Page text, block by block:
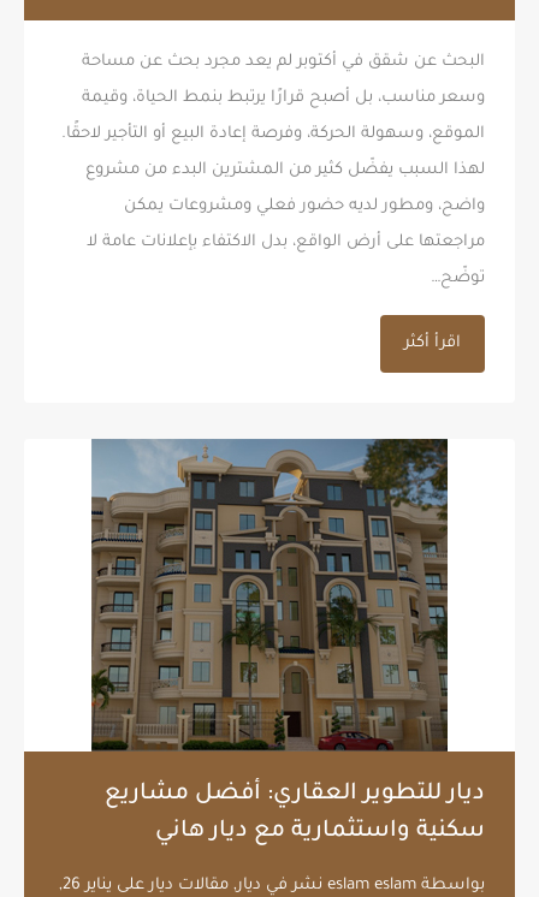
البحث عن شقق في أكتوبر لم يعد مجرد بحث عن مساحة
وسعر مناسب، بل أصبح قرارًا يرتبط بنمط الحياة، وقيمة
الموقع، وسهولة الحركة، وفرصة إعادة البيع أو التأجير لاحقًا.
لهذا السبب يفضّل كثير من المشترين البدء من مشروع
واضح، ومطور لديه حضور فعلي ومشروعات يمكن
مراجعتها على أرض الواقع، بدل الاكتفاء بإعلانات عامة لا
توضّح…
اقرأ أكثر
ديار للتطوير العقاري: أفضل مشاريع
سكنية واستثمارية مع ديار هاني
بواسطة eslam eslam نشر في ديار , مقالات ديار على
يناير 26,